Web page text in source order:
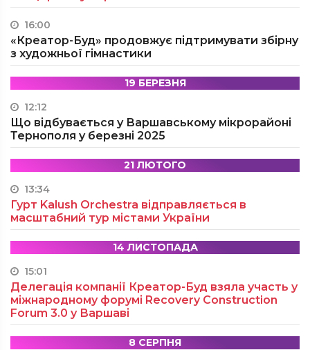
16:00
«Креатор-Буд» продовжує підтримувати збірну
з художньої гімнастики
19 БЕРЕЗНЯ
12:12
Що відбувається у Варшавському мікрорайоні
Тернополя у березні 2025
21 ЛЮТОГО
13:34
Гурт Kalush Orchestra відправляється в
масштабний тур містами України
14 ЛИСТОПАДА
15:01
Делегація компанії Креатор-Буд взяла участь у
міжнародному форумі Recovery Construction
Forum 3.0 у Варшаві
8 СЕРПНЯ